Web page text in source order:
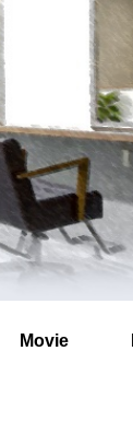
Movie